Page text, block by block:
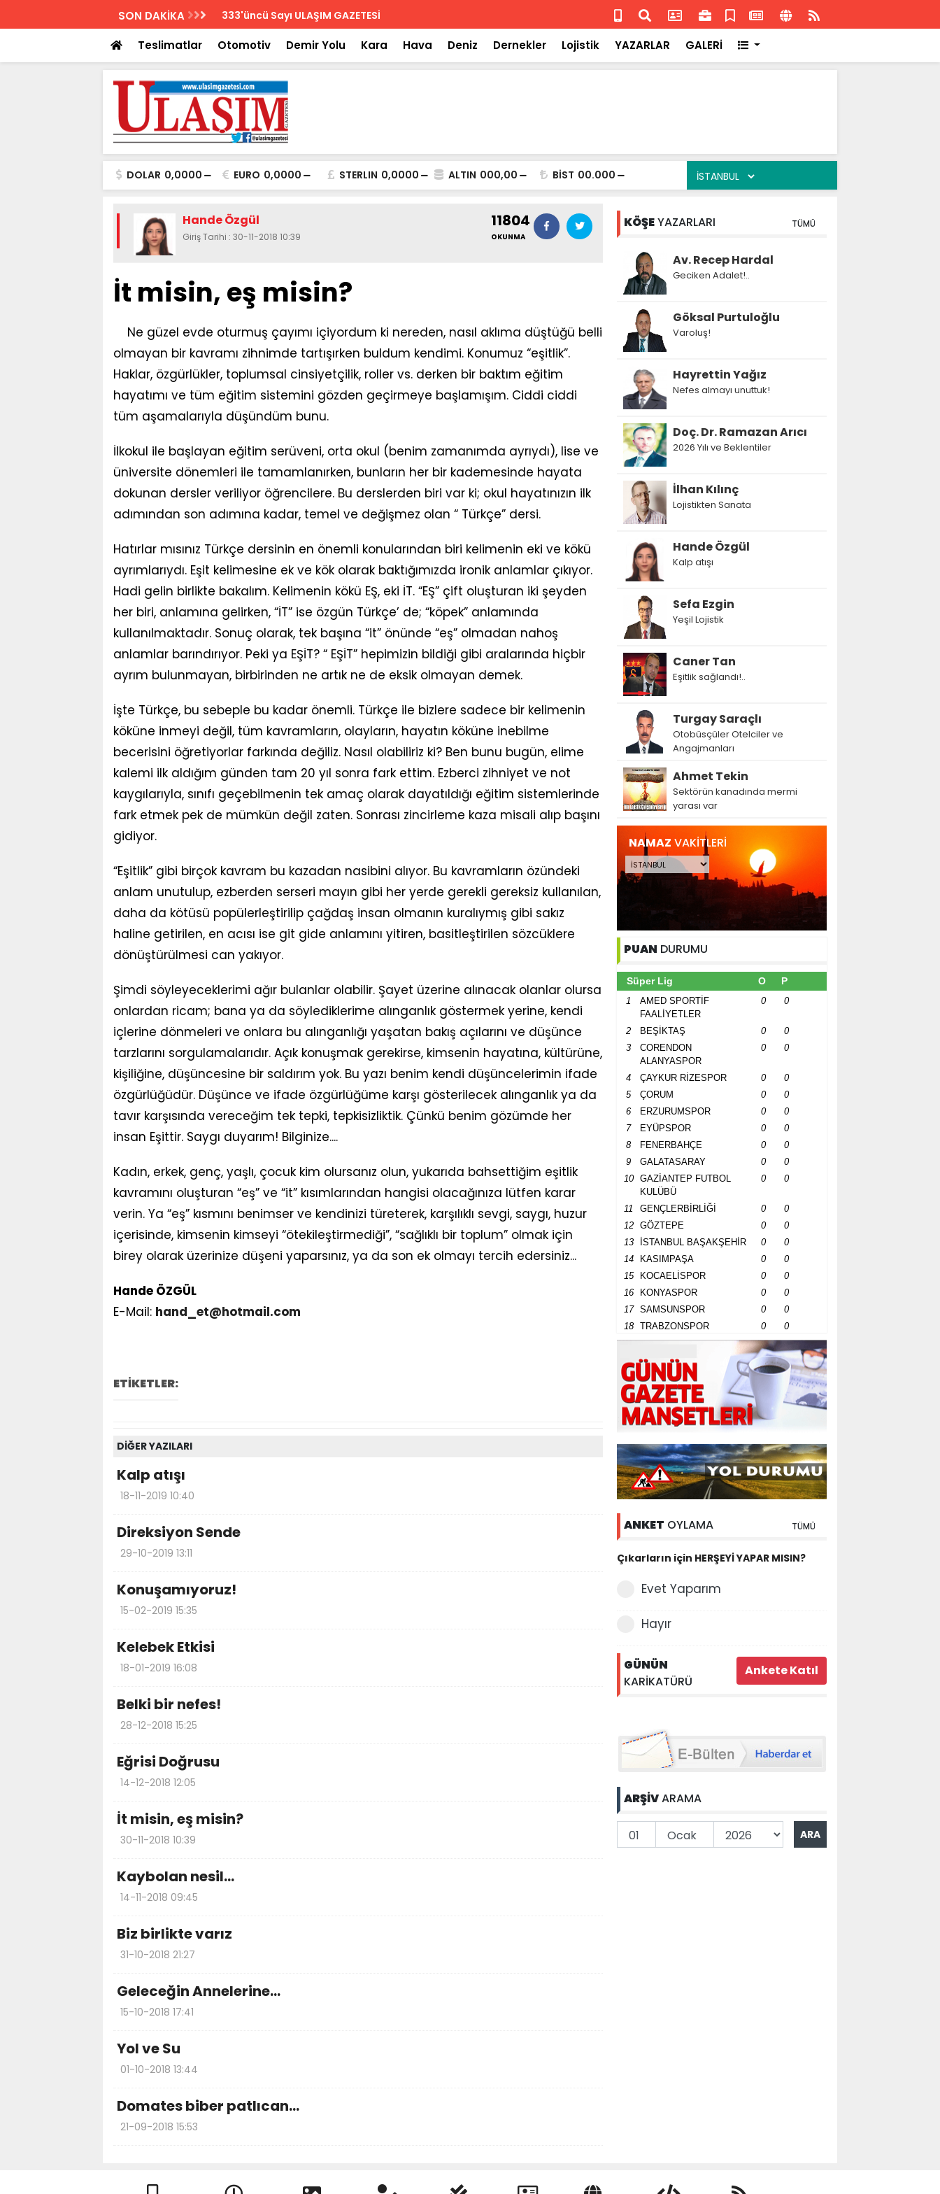
SON DAKİKA Biletler 12 saatte iade Isuzu'nun Fransa'daki başarısı
Teslimatlar Otomotiv Demir Yolu Kara Hava Deniz Dernekler Lojistik YAZARLAR GALERİ
DOLAR 0,0000 EURO 0,0000 STERLIN 0,0000 ALTIN 000,00 BİST 00.000
Hande Özgül
Giriş Tarihi : 30-11-2018 10:39
11804
OKUNMA
İt misin, eş misin?
Ne güzel evde oturmuş çayımı içiyordum ki nereden, nasıl aklıma düştüğü belli
olmayan bir kavramı zihnimde tartışırken buldum kendimi. Konumuz “eşitlik”.
Haklar, özgürlükler, toplumsal cinsiyetçilik, roller vs. derken bir baktım eğitim
hayatımı ve tüm eğitim sistemini gözden geçirmeye başlamışım. Ciddi ciddi
tüm aşamalarıyla düşündüm bunu.
İlkokul ile başlayan eğitim serüveni, orta okul (benim zamanımda ayrıydı), lise ve
üniversite dönemleri ile tamamlanırken, bunların her bir kademesinde hayata
dokunan dersler veriliyor öğrencilere. Bu derslerden biri var ki; okul hayatınızın ilk
adımından son adımına kadar, temel ve değişmez olan “ Türkçe” dersi.
Hatırlar mısınız Türkçe dersinin en önemli konularından biri kelimenin eki ve kökü
ayrımlarıydı. Eşit kelimesine ek ve kök olarak baktığımızda ironik anlamlar çıkıyor.
Hadi gelin birlikte bakalım. Kelimenin kökü EŞ, eki İT. “EŞ” çift oluşturan iki şeyden
her biri, anlamına gelirken, “İT” ise özgün Türkçe’ de; “köpek” anlamında
kullanılmaktadır. Sonuç olarak, tek başına “it” önünde “eş” olmadan nahoş
anlamlar barındırıyor. Peki ya EŞİT? “ EŞİT” hepimizin bildiği gibi aralarında hiçbir
ayrım bulunmayan, birbirinden ne artık ne de eksik olmayan demek.
İşte Türkçe, bu sebeple bu kadar önemli. Türkçe ile bizlere sadece bir kelimenin
köküne inmeyi değil, tüm kavramların, olayların, hayatın köküne inebilme
becerisini öğretiyorlar farkında değiliz. Nasıl olabiliriz ki? Ben bunu bugün, elime
kalemi ilk aldığım günden tam 20 yıl sonra fark ettim. Ezberci zihniyet ve not
kaygılarıyla, sınıfı geçebilmenin tek amaç olarak dayatıldığı eğitim sistemlerinde
fark etmek pek de mümkün değil zaten. Sonrası zincirleme kaza misali alıp başını
gidiyor.
“Eşitlik” gibi birçok kavram bu kazadan nasibini alıyor. Bu kavramların özündeki
anlam unutulup, ezberden serseri mayın gibi her yerde gerekli gereksiz kullanılan,
daha da kötüsü popülerleştirilip çağdaş insan olmanın kuralıymış gibi sakız
haline getirilen, en acısı ise git gide anlamını yitiren, basitleştirilen sözcüklere
dönüştürülmesi can yakıyor.
Şimdi söyleyeceklerimi ağır bulanlar olabilir. Şayet üzerine alınacak olanlar olursa
onlardan ricam; bana ya da söylediklerime alınganlık göstermek yerine, kendi
içlerine dönmeleri ve onlara bu alınganlığı yaşatan bakış açılarını ve düşünce
tarzlarını sorgulamalarıdır. Açık konuşmak gerekirse, kimsenin hayatına, kültürüne,
kişiliğine, düşüncesine bir saldırım yok. Bu yazı benim kendi düşüncelerimin ifade
özgürlüğüdür. Düşünce ve ifade özgürlüğüme karşı gösterilecek alınganlık ya da
tavır karşısında vereceğim tek tepki, tepkisizliktik. Çünkü benim gözümde her
insan Eşittir. Saygı duyarım! Bilginize....
Kadın, erkek, genç, yaşlı, çocuk kim olursanız olun, yukarıda bahsettiğim eşitlik
kavramını oluşturan “eş” ve “it” kısımlarından hangisi olacağınıza lütfen karar
verin. Ya “eş” kısmını benimser ve kendinizi türeterek, karşılıklı sevgi, saygı, huzur
içerisinde, kimsenin kimseyi “ötekileştirmediği”, “sağlıklı bir toplum” olmak için
birey olarak üzerinize düşeni yaparsınız, ya da son ek olmayı tercih edersiniz...
Hande ÖZGÜL
E-Mail: hand_et@hotmail.com
ETİKETLER:
DİĞER YAZILARI
Kalp atışı
18-11-2019 10:40
Direksiyon Sende
29-10-2019 13:11
Konuşamıyoruz!
15-02-2019 15:35
Kelebek Etkisi
18-01-2019 16:08
Belki bir nefes!
28-12-2018 15:25
Eğrisi Doğrusu
14-12-2018 12:05
İt misin, eş misin?
30-11-2018 10:39
Kaybolan nesil…
14-11-2018 09:45
Biz birlikte varız
31-10-2018 21:27
Geleceğin Annelerine...
15-10-2018 17:41
Yol ve Su
01-10-2018 13:44
Domates biber patlıcan…
21-09-2018 15:53
KÖŞEYAZARLARI TÜMÜ
Av. Recep Hardal
Geciken Adalet!..
Göksal Purtuloğlu
Varoluş!
Hayrettin Yağız
Nefes almayı unuttuk!
Doç. Dr. Ramazan Arıcı
2026 Yılı ve Beklentiler
İlhan Kılınç
Lojistikten Sanata
Hande Özgül
Kalp atışı
Sefa Ezgin
Yeşil Lojistik
Caner Tan
Eşitlik sağlandı!..
Turgay Saraçlı
Otobüsçüler Otelciler ve
Angajmanları
Ahmet Tekin
Sektörün kanadında mermi
yarası var
NAMAZ VAKİTLERİ
PUAN DURUMU
Süper Lig O P
1
AMED SPORTİF
FAALİYETLER
0 0
2 BEŞİKTAŞ 0
0
3
CORENDON
ALANYASPOR
0 0
4 ÇAYKUR RİZESPOR 0
0
5
ÇORUM 0
0
6
ERZURUMSPOR 0
0
7
EYÜPSPOR 0
0
8
FENERBAHÇE 0
0
9
GALATASARAY 0
0
10
GAZİANTEP FUTBOL
KULÜBÜ
0 0
11 GENÇLERBİRLİĞİ 0
0
12
GÖZTEPE 0
0
13
İSTANBUL BAŞAKŞEHİR 0
0
14
KASIMPAŞA 0
0
15
KOCAELİSPOR 0
0
16
KONYASPOR 0
0
17
SAMSUNSPOR 0
0
18
TRABZONSPOR 0 0
ANKET OYLAMA TÜMÜ
Çıkarların için HERŞEYİ YAPAR MISIN?
Evet Yaparım
Hayır
GÜNÜN
KARİKATÜRÜ
ARŞİVARAMA